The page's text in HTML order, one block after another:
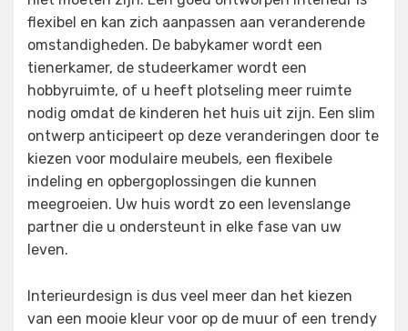
flexibel en kan zich aanpassen aan veranderende
omstandigheden. De babykamer wordt een
tienerkamer, de studeerkamer wordt een
hobbyruimte, of u heeft plotseling meer ruimte
nodig omdat de kinderen het huis uit zijn. Een slim
ontwerp anticipeert op deze veranderingen door te
kiezen voor modulaire meubels, een flexibele
indeling en opbergoplossingen die kunnen
meegroeien. Uw huis wordt zo een levenslange
partner die u ondersteunt in elke fase van uw
leven.
Interieurdesign is dus veel meer dan het kiezen
van een mooie kleur voor op de muur of een trendy